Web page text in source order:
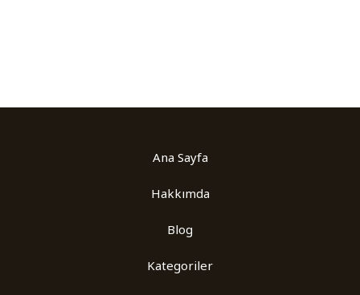
Ana Sayfa
Hakkımda
Blog
Kategoriler